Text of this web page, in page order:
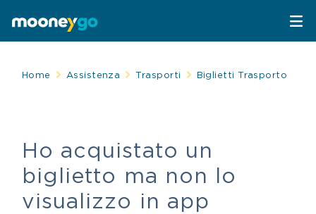
Parcheggi
Sosta su strisce blu
Spostati con MooneyGo
Trasporto pubblico
Telepedaggio
Telepedaggio
Assistenza Stradale
Home Assistenza Trasporti Biglietti Trasporto
Ho acquistato un
biglietto ma non lo
visualizzo in app